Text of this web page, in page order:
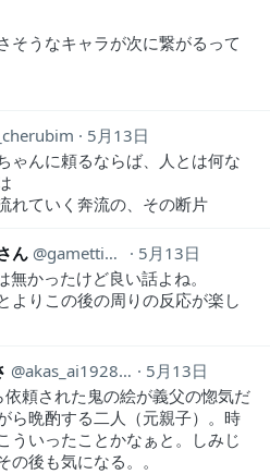
そうなキャラが次に繋がるって
5月13日
ゃんに頼るならば、人とは何な
れていく奔流の、その断片
ん gamettiSan
5月13日
かったけど良い話よね。
よりこの後の周りの反応が楽し
akas_ai19281118
5月13日
頼された鬼の絵が義父の惚気だ
ら晩酌する二人（元親子）。時
ういったことかなぁと。しみじ
後も気になる。。